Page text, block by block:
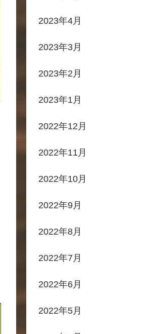
2023年4月
2023年3月
2023年2月
2023年1月
2022年12月
2022年11月
2022年10月
2022年9月
2022年8月
2022年7月
2022年6月
2022年5月